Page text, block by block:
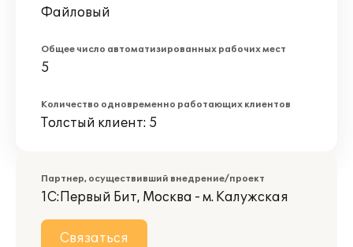
Файловый
Общее число автоматизированных рабочих мест
5
Количество одновременно работающих клиентов
Толстый клиент: 5
Партнер, осуществивший внедрение/проект
1С:Первый Бит, Москва - м. Калужская
Связаться